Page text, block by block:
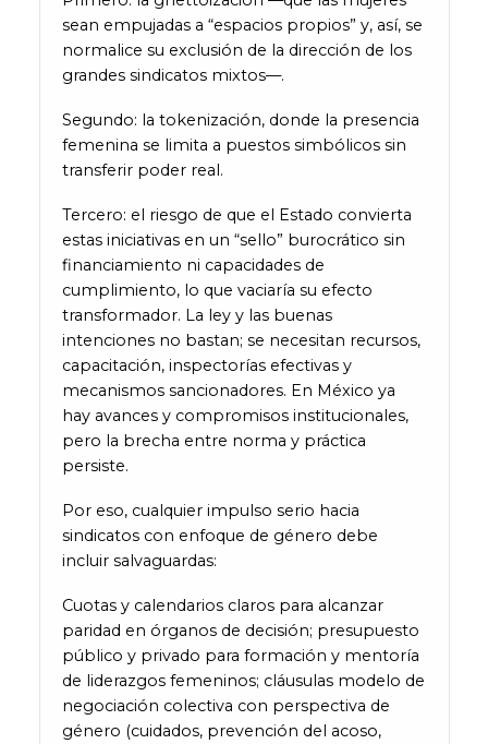
sean empujadas a “espacios propios” y, así, se
normalice su exclusión de la dirección de los
grandes sindicatos mixtos—.
Segundo: la tokenización, donde la presencia
femenina se limita a puestos simbólicos sin
transferir poder real.
Tercero: el riesgo de que el Estado convierta
estas iniciativas en un “sello” burocrático sin
financiamiento ni capacidades de
cumplimiento, lo que vaciaría su efecto
transformador. La ley y las buenas
intenciones no bastan; se necesitan recursos,
capacitación, inspectorías efectivas y
mecanismos sancionadores. En México ya
hay avances y compromisos institucionales,
pero la brecha entre norma y práctica
persiste.
Por eso, cualquier impulso serio hacia
sindicatos con enfoque de género debe
incluir salvaguardas:
Cuotas y calendarios claros para alcanzar
paridad en órganos de decisión; presupuesto
público y privado para formación y mentoría
de liderazgos femeninos; cláusulas modelo de
negociación colectiva con perspectiva de
género (cuidados, prevención del acoso,